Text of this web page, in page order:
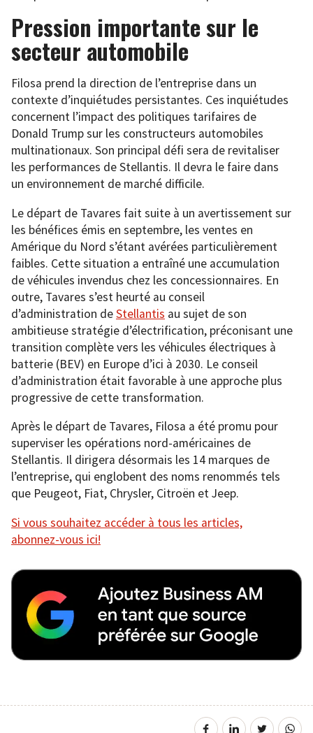
Pression importante sur le
secteur automobile
Filosa prend la direction de l’entreprise dans un
contexte d’inquiétudes persistantes. Ces inquiétudes
concernent l’impact des politiques tarifaires de
Donald Trump sur les constructeurs automobiles
multinationaux. Son principal défi sera de revitaliser
les performances de Stellantis. Il devra le faire dans
un environnement de marché difficile.
Le départ de Tavares fait suite à un avertissement sur
les bénéfices émis en septembre, les ventes en
Amérique du Nord s’étant avérées particulièrement
faibles. Cette situation a entraîné une accumulation
de véhicules invendus chez les concessionnaires. En
outre, Tavares s’est heurté au conseil
d’administration deStellantis au sujet de son
ambitieuse stratégie d’électrification, préconisant une
transition complète vers les véhicules électriques à
batterie (BEV) en Europe d’ici à 2030. Le conseil
d’administration était favorable à une approche plus
progressive de cette transformation.
Après le départ de Tavares, Filosa a été promu pour
superviser les opérations nord-américaines de
Stellantis. Il dirigera désormais les 14 marques de
l’entreprise, qui englobent des noms renommés tels
que Peugeot, Fiat, Chrysler, Citroën et Jeep.
Si vous souhaitez accéder à tous les articles,
abonnez-vous ici!